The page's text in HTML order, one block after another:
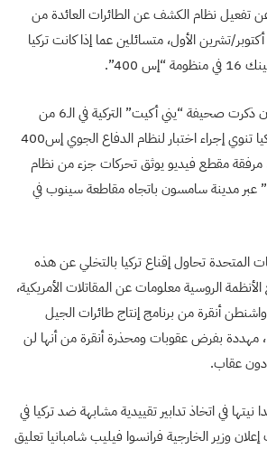
تفعيل نظام الكشف عن الطائرات العائدة من
بحلول 14 من أكتوبر/تشرين الأول، متسائلين عما إذا كانت تركيا
400”.
ظهرت هذه الرسالة بعد أن ذكرت صحيفة “يني أكيت” التركية في الـ6 من
أكتوبر/تشرين الأول أن تركيا تنوي إجراء اختبار لنظام الدفاع الجوي إس400
مرفقة مقطع فيديو يوثق تحركات جزء من نظام
الدفاع الجوي “إس 400” عبر مدينة سامسون باتجاه مقاطعة سينوب في
المتحدة تحاول إقناع تركيا بالتخلي عن هذه
الروسية معلومات عن المقاتلات الأمريكية،
أنقرة من برنامج إنتاج طائرات الجيل
الخامس من طراز إف 35، مهددة بفرض عقوبات ومحذرة أنقرة من أنها لن
عقاب.
في اتخاذ تدابير تقييدية مشابهة ضد تركيا في
وزير الخارجية فرانسوا فيليب شامبانيا تعليق